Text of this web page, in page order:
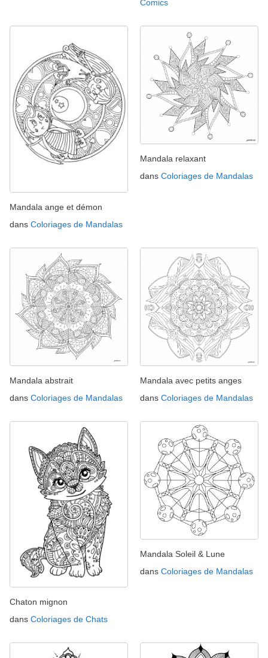
Comics
Mandala ange et démon
dans Coloriages de Mandalas
Mandala relaxant
dans Coloriages de Mandalas
Mandala abstrait
dans Coloriages de Mandalas
Mandala avec petits anges
dans Coloriages de Mandalas
Chaton mignon
dans Coloriages de Chats
Mandala Soleil & Lune
dans Coloriages de Mandalas